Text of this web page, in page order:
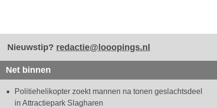
Nieuwstip? redactie@looopings.nl
Net binnen
Politiehelikopter zoekt mannen na tonen geslachtsdeel
in Attractiepark Slagharen